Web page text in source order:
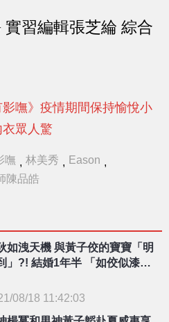
實習編輯張芝綸 綜合
影嘸》疫情期間保持愉悅小
眾人驚
嘸 , 林美秀 , Eason ,
陳品皓
如洩天機 與黃子佼的寶寶「明
」?! 結婚1年半 「如佼似漆」
08/18 11:42:03